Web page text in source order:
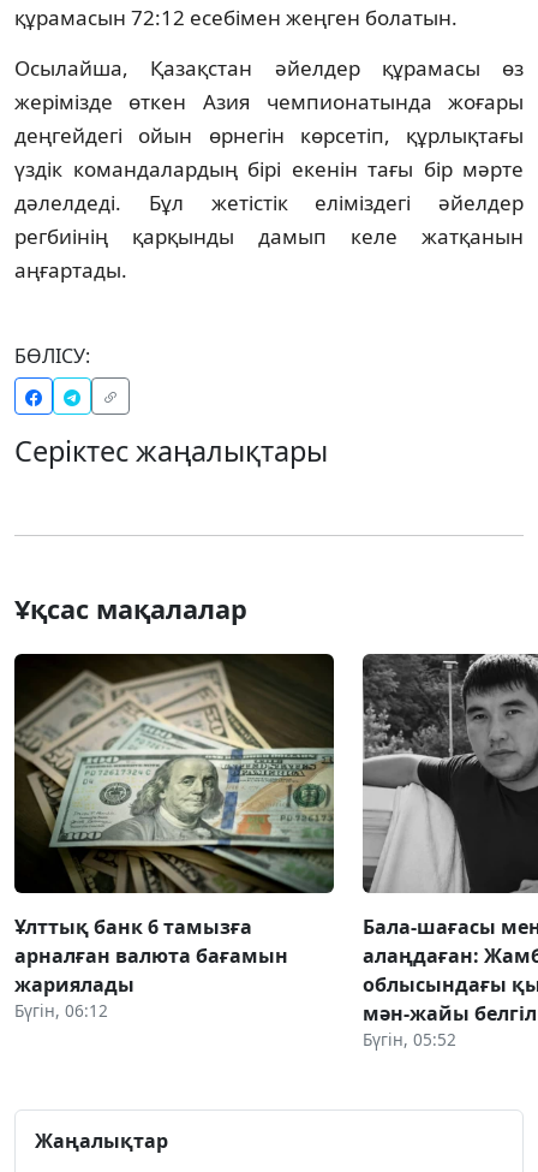
құрамасын 72:12 есебімен жеңген болатын.
Осылайша, Қазақстан әйелдер құрамасы өз
жерімізде өткен Азия чемпионатында жоғары
деңгейдегі ойын өрнегін көрсетіп, құрлықтағы
үздік командалардың бірі екенін тағы бір мәрте
дәлелдеді. Бұл жетістік еліміздегі әйелдер
регбиінің қарқынды дамып келе жатқанын
аңғартады.
БӨЛІСУ:
Серіктес жаңалықтары
Ұқсас мақалалар
Ұлттық банк 6 тамызға
арналған валюта бағамын
жариялады
Бүгін, 06:12
Бала-шағасы
алаңдаған:
облысындағы
мән-жайы
Бүгін, 05:52
Жаңалықтар